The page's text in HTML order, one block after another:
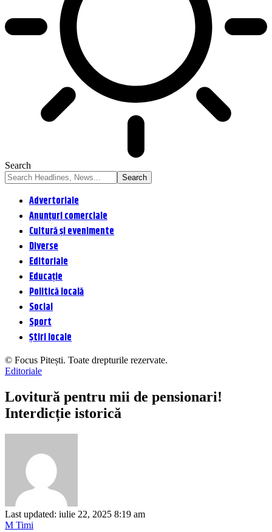
Search
Advertoriale
Anunțuri comerciale
Cultură și evenimente
Diverse
Editoriale
Educație
Politică locală
Social
Sport
Știri locale
© Focus Pitești. Toate drepturile rezervate.
Editoriale
Lovitură pentru mii de pensionari!
Interdicție istorică
Last updated: iulie 22, 2025 8:19 am
M Timi